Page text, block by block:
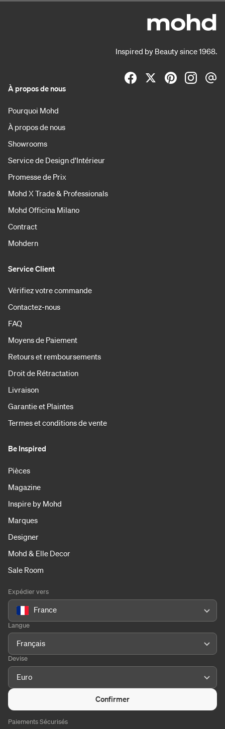
Inspired by Beauty since 1968.
À propos de nous
Pourquoi Mohd
À propos de nous
Showrooms
Service de Design d'Intérieur
Promesse de Prix
Mohd X Trade & Professionals
Mohd Officina Milano
Contract
Mohdern
Service Client
Vérifiez votre commande
Contactez-nous
FAQ
Moyens de Paiement
Retours et remboursements
Droit de Rétractation
Livraison
Garantie et Plaintes
Termes et conditions de vente
Be Inspired
Pièces
Magazine
Inspire by Mohd
Marques
Designer
Mohd & Elle Decor
Sale Room
Expédier vers
France
Langue
Français
Devise
Euro
Confirmer
Paiements Sécurisés